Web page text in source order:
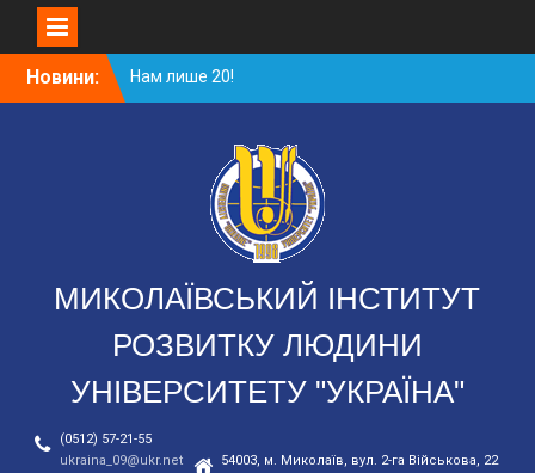
Новини:
Нам лише 20!
Засідання ІІ круглого
сталого розвитку
економіки…»
День відкритих дверей
МИКОЛАЇВСЬКИЙ ІНСТИТУТ
РОЗВИТКУ ЛЮДИНИ
УНІВЕРСИТЕТУ "УКРАЇНА"
(0512) 57-21-55
ukraina_09@ukr.net
54003, м. Миколаїв, вул. 2-га Військова, 22